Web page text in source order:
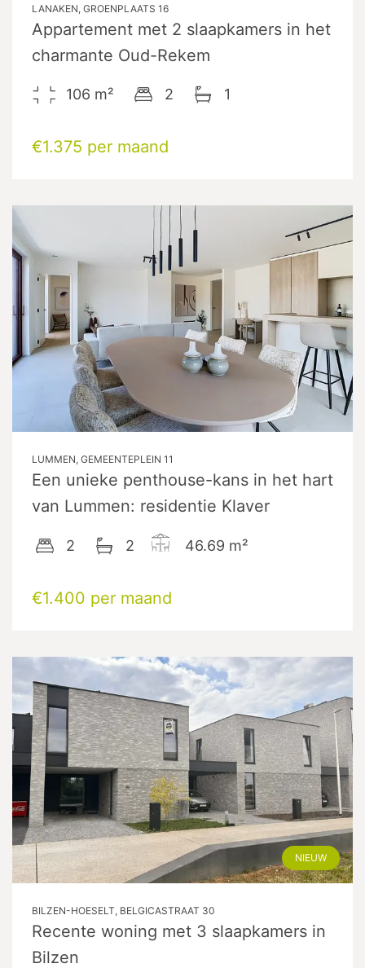
LANAKEN, GROENPLAATS 16
Appartement met 2 slaapkamers in het
charmante Oud-Rekem
106 m² 2 1
€1.375 per maand
LUMMEN, GEMEENTEPLEIN 11
Een unieke penthouse-kans in het hart
van Lummen: residentie Klaver
2 2 46.69 m²
€1.400 per maand
NIEUW
BILZEN-HOESELT, BELGICASTRAAT 30
Recente woning met 3 slaapkamers in
Bilzen